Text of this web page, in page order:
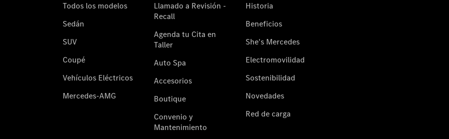
Todos los modelos
Sedán
SUV
Coupé
Vehículos Eléctricos
Mercedes-AMG
Llamado a Revisión -
Recall
Agenda tu Cita en
Taller
Auto Spa
Accesorios
Boutique
Convenio y
Mantenimiento
Historia
Beneficios
She's Mercedes
Electromovilidad
Sostenibilidad
Novedades
Red de carga